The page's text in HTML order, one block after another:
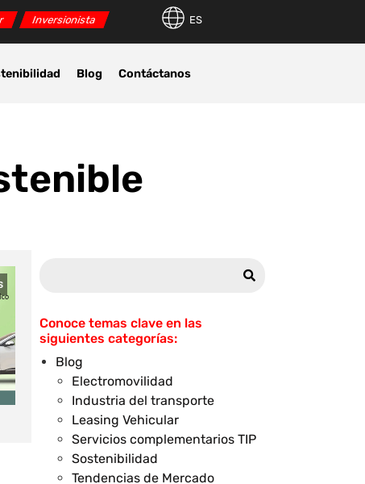
Inversionista ES
Blog Contáctanos
Conoce temas clave en las
siguientes categorías:
Blog
Electromovilidad
Industria del transporte
Leasing Vehicular
Servicios complementarios TIP
Sostenibilidad
Tendencias de Mercado